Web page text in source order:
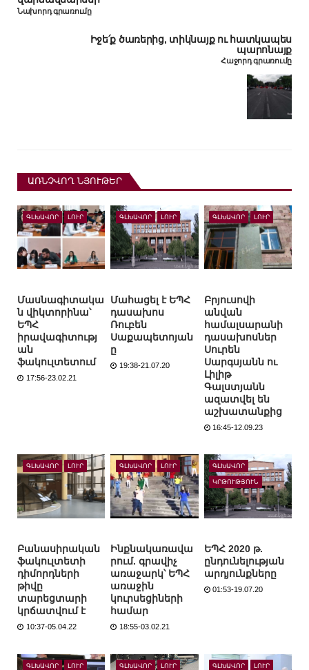
Նախորդ գրառումը
Իջե՛ք ծառերից, տիկնայք ու հատկապես
պարոնայք
Հաջորդ գրառումը
ԱՌՆՉՎՈՂ ՆՅՈՒԹԵՐ
ԳԼԽԱՎՈՐ ԼՈՒՐ
Մասնագիտակա
ն վիկտորինա՝
ԵՊՀ
իրավագիտությ
ան
ֆակուլտետում
17:56-23.02.21
ԳԼԽԱՎՈՐ ԼՈՒՐ
Մահացել է ԵՊՀ
դասախոս
Ռուբեն
Սաքապետոյան
ը
19:38-21.07.20
ԳԼԽԱՎՈՐ ԼՈՒՐ
Բրյուսովի
անվան
համալսարանի
դասախոսներ
Սուրեն
Սարգսյանն ու
Լիլիթ
Գալստյանն
ազատվել են
աշխատանքից
16:45-12.09.23
ԳԼԽԱՎՈՐ ԼՈՒՐ
Բանասիրական
ֆակուլտետի
դիմորդների
թիվը
տարեցտարի
կրճատվում է
10:37-05.04.22
ԳԼԽԱՎՈՐ ԼՈՒՐ
Ինքնակառավա
րում. գրավիչ
առաջարկ՝ ԵՊՀ
առաջին
կուրսեցիների
համար
18:55-03.02.21
ԳԼԽԱՎՈՐ
ԿՐԹՈՒԹՅՈՒՆ
ԵՊՀ 2020 թ.
ընդունելության
արդյունքները
01:53-19.07.20
ԳԼԽԱՎՈՐ ԼՈՒՐ ԳԼԽԱՎՈՐ ԼՈՒՐ ԳԼԽԱՎՈՐ ԼՈՒՐ